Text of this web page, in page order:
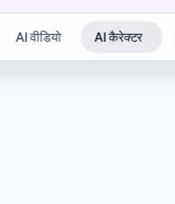
AI वीडियो AI कैरेक्टर